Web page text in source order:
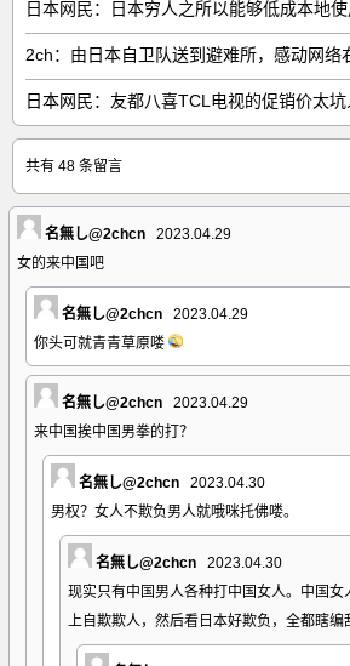
日本网民：友都八喜TCL电视的促销价太坑
共有 48 条留言
名無し@2chcn
2023.04.29
女的来中国吧
名無し@2chcn
2023.04.29
你头可就青青草原喽
名無し@2chcn
2023.04.29
来中国挨中国男拳的打？
名無し@2chcn
2023.04.30
男权？女人不欺负男人就哦咪托佛喽。
名無し@2chcn
2023.04.30
现实只有中国男人各种打中国女人。中国女
上自欺欺人，然后看日本好欺负，全都瞎编